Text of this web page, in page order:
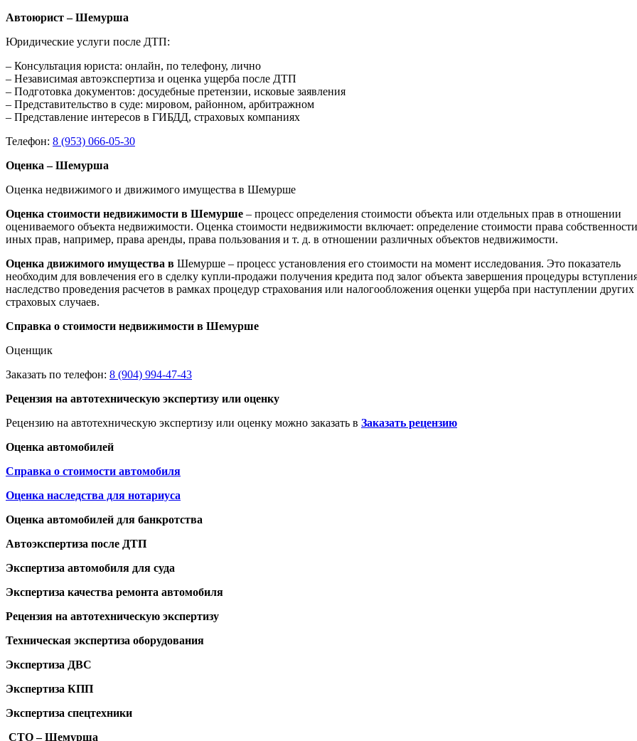
Автоюрист – Шемурша
Юридические услуги после ДТП:
– Консультация юриста: онлайн, по телефону, лично
– Независимая автоэкспертиза и оценка ущерба после ДТП
– Подготовка документов: досудебные претензии, исковые заявления
– Представительство в суде: мировом, районном, арбитражном
– Представление интересов в ГИБДД, страховых компаниях
Телефон: 8 (953) 066-05-30
Оценка – Шемурша
Оценка недвижимого и движимого имущества в Шемурше
Оценка стоимости недвижимости в Шемурше – процесс определения стоимости объекта или отдельных прав в отношении
оцениваемого объекта недвижимости. Оценка стоимости недвижимости включает: определение стоимости права
иных прав, например, права аренды, права пользования и т. д. в отношении различных объектов недвижимости.
Оценка движимого имущества в Шемурше – процесс установления его стоимости на момент исследования. Это показатель
необходим для вовлечения его в сделку купли-продажи получения кредита под залог объекта завершения процедуры
наследство проведения расчетов в рамках процедур страхования или налогообложения оценки ущерба при наступлении других
страховых случаев.
Справка о стоимости недвижимости в Шемурше
Оценщик
Заказать по телефон: 8 (904) 994-47-43
Рецензия на автотехническую экспертизу или оценку
Рецензию на автотехническую экспертизу или оценку можно заказать в Заказать рецензию
Оценка автомобилей
Справка о стоимости автомобиля
Оценка наследства для нотариуса
Оценка автомобилей для банкротства
Автоэкспертиза после ДТП
Экспертиза автомобиля для суда
Экспертиза качества ремонта автомобиля
Рецензия на автотехническую экспертизу
Техническая экспертиза оборудования
Экспертиза ДВС
Экспертиза КПП
Экспертиза спецтехники
СТО – Шемурша